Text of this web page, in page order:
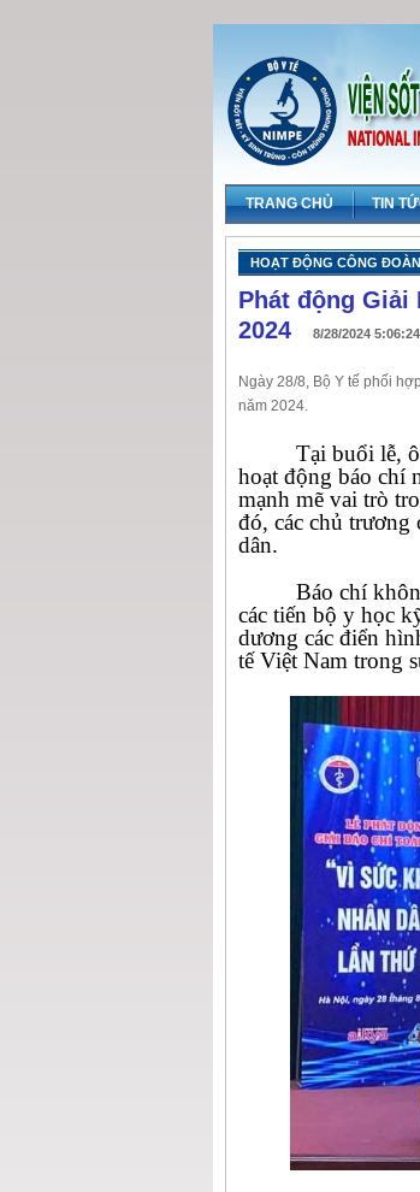
TRANG CHỦ TIN
HOẠT ĐỘNG CÔNG ĐOÀN
Phát động
2024
8/28/2024
Ngày 28/8, Bộ Y tế phối
năm 2024.
Tại buổi lễ,
hoạt động báo chí
mạnh mẽ vai trò
đó, các chủ trương
dân.
Báo chí
các tiến bộ y học
dương các điển
tế Việt Nam trong